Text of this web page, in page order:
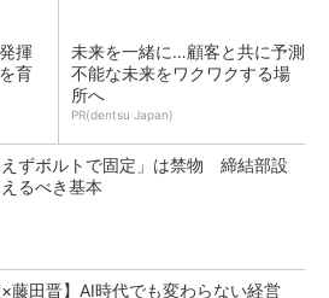
揮
育
未来を一緒に…顧客と共に予測
不能な未来をワクワクする場
所へ
PR(dentsu Japan)
えずボルトで固定」は禁物 締結部設
るべき基本
×藤田晋】AI時代でも変わらない経営